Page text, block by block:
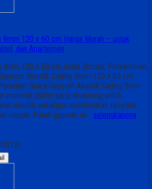
9mm 120 x 60 cm Harga Murah – untuk
dan Apartemen
9mm 120 x 60 cm untuk Rumah, Perkantoran,
Akustik Ceiling 9mm 120 x 60 cm
Suara Gypsum Akustik Ceiling 9mm
material plafon yang dirancang untuk
akustik sekaligus memberikan tampilan
elegan. Panel gypsum ini… selengkapnya